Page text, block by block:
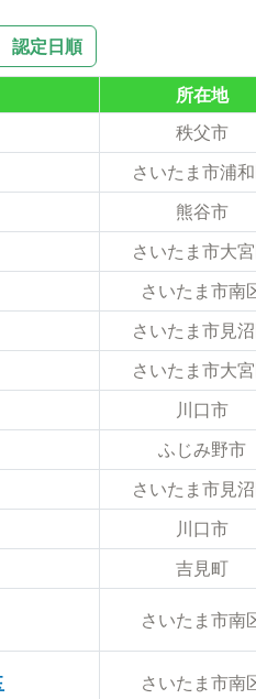
認定日順
所在地
秩父市
さいたま市浦
熊谷市
さいたま市大
さいたま市南
さいたま市見
さいたま市大
川口市
ふじみ野市
さいたま市見
川口市
吉見町
さいたま市南
さいたま市南